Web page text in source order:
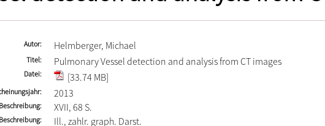
Autor Helmberger, Michael
Titel Pulmonary Vessel detection and analysis from CT images
Datei [33.74 MB]
2013
Beschreibung XVII, 68 S.
Beschreibung Ill., zahlr. graph. Darst.